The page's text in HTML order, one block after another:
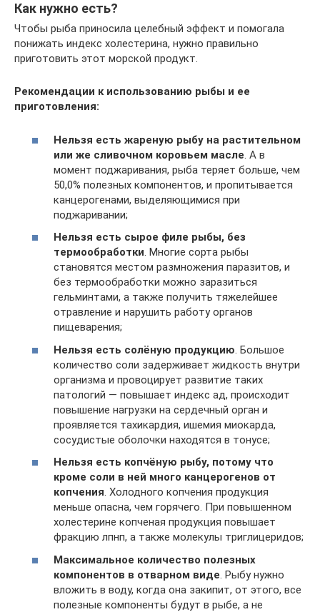
Как нужно есть?
Чтобы рыба приносила целебный эффект и помогала
понижать индекс холестерина, нужно правильно
приготовить этот морской продукт.
Рекомендации к использованию рыбы и ее
приготовления:
Нельзя есть жареную рыбу на растительном
или же сливочном коровьем масле . А в
момент поджаривания, рыба теряет больше, чем
50,0% полезных компонентов, и пропитывается
канцерогенами, выделяющимися при
поджаривании;
Нельзя есть сырое филе рыбы, без
термообработки. Многие сорта рыбы
становятся местом размножения паразитов, и
без термообработки можно заразиться
гельминтами, а также получить тяжелейшее
отравление и нарушить работу органов
пищеварения;
Нельзя есть солёную продукцию . Большое
количество соли задерживает жидкость внутри
организма и провоцирует развитие таких
патологий — повышает индекс ад, происходит
повышение нагрузки на сердечный орган и
проявляется тахикардия, ишемия миокарда,
сосудистые оболочки находятся в тонусе;
Нельзя есть копчёную рыбу, потому что
кроме соли в ней много канцерогенов от
копчения. Холодного копчения продукция
меньше опасна, чем горячего. При повышенном
холестерине копченая продукция повышает
фракцию лпнп, а также молекулы триглицеридов;
Максимальное количество полезных
компонентов в отварном виде . Рыбу нужно
вложить в воду, когда она закипит, от этого, все
полезные компоненты будут в рыбе, а не